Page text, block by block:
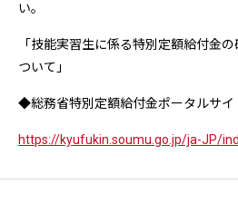
い。
「技能実習生に係る特別定額給付金
ついて」
◆総務省特別定額給付金ポータルサイ
https://kyufukin.soumu.go.jp/ja-JP/